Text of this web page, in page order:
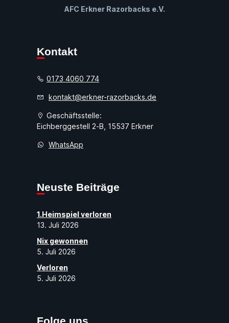
AFC Erkner Razorbacks e.V.
Kontakt
0173 4060 774
kontakt@erkner-razorbacks.de
Geschäftsstelle:
Eichberggestell 2-B, 15537 Erkner
WhatsApp
Neuste Beiträge
1.Heimspiel verloren
13. Juli 2026
Nix gewonnen
5. Juli 2026
Verloren
5. Juli 2026